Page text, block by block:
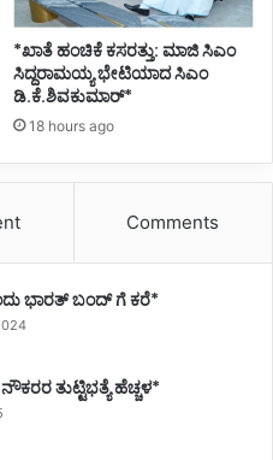
*ಖಾತೆ ಹಂಚಿಕೆ ಕಸರತ್ತು: ಮಾಜಿ ಸಿಎಂ
ಸಿದ್ದರಾಮಯ್ಯ ಭೇಟಿಯಾದ ಸಿಎಂ
ಡಿ.ಕೆ.ಶಿವಕುಮಾರ್*
18 hours ago
Comments
ಭಾರತ್‌ ಬಂದ್‌ ಗೆ ಕರೆ*
ನೌಕರರ ತುಟ್ಟಿಭತ್ಯೆ ಹೆಚ್ಚಳ*